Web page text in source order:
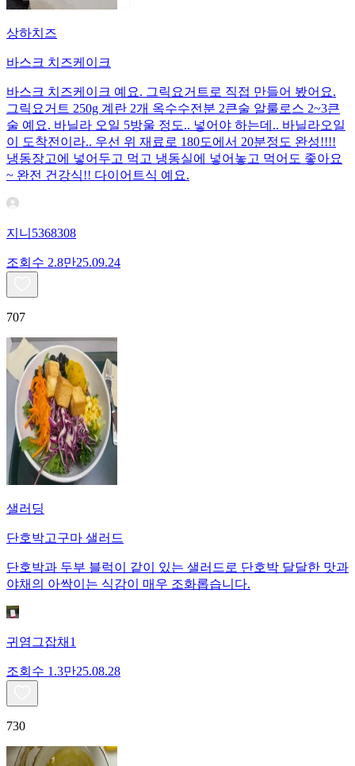
상하치즈
바스크 치즈케이크
바스크 치즈케이크 예요. 그릭요거트로 직접 만들어 봤어요.
그릭요거트 250g 계란 2개 옥수수전분 2큰술 알룰로스 2~3큰
술 예요. 바닐라 오일 5방울 정도.. 넣어야 하는데.. 바닐라오일
이 도착전이라.. 우선 위 재료로 180도에서 20분정도 완성!!!!
냉동장고에 넣어두고 먹고 냉동실에 넣어놓고 먹어도 좋아요
~ 완전 건강식!! 다이어트식 예요.
지니5368308
조회수 2.8만25.09.24
707
샐러딩
단호박고구마 샐러드
단호박과 두부 블럭이 같이 있는 샐러드로 단호박 달달한 맛과
야채의 아싹이는 식감이 매우 조화롭습니다.
귀염그잡채1
조회수 1.3만25.08.28
730